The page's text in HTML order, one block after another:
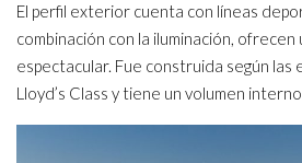
El perfil exterior cuenta con líneas
combinación con la iluminación, ofrecen
espectacular. Fue construida según las
Lloyd’s Class y tiene un volumen